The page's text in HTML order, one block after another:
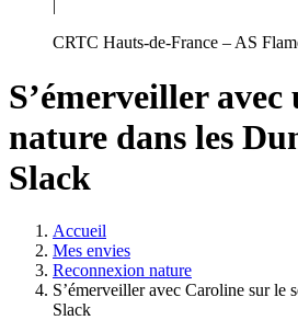
|
CRTC Hauts-de-France – AS
S’émerveiller avec
nature dans les
Slack
Accueil
Mes envies
Reconnexion nature
S’émerveiller avec Caroline sur le
Slack